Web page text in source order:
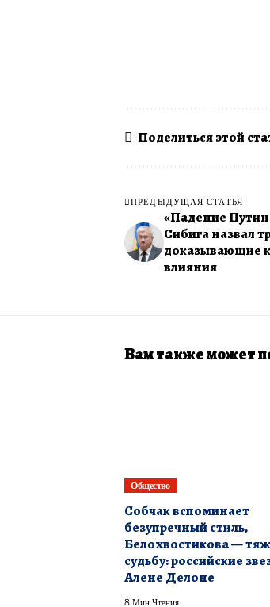
Поделиться этой
ПРЕДЫДУЩАЯ СТАТЬЯ
«Падение
Сибига назвал
доказывающие
влияния
Вам также может
Общество
Собчак вспоминает
безупречный стиль,
Белохвостикова —
судьбу: российские
Алене Делоне
8 Мин Чтения